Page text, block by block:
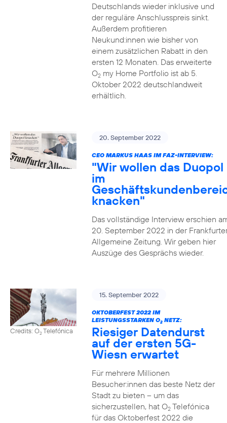
Deutschlands wieder inklusive und
der reguläre Anschlusspreis sinkt.
Außerdem profitieren
Neukund:innen wie bisher von
einem zusätzlichen Rabatt in den
ersten 12 Monaten. Das erweiterte
O2my Home Portfolio ist ab 5.
Oktober 2022 deutschlandweit
erhältlich.
20. September 2022
CEO MARKUS HAAS IM FAZ-INTERVIEW:
"Wir wollen das Duopol
im
knacken"
Das vollständige Interview erschien
20. September 2022 in der
Allgemeine Zeitung. Wir geben hier
Auszüge des Gesprächs wieder.
Credits: O2Telefónica
15. September 2022
OKTOBERFEST 2022 IM
LEISTUNGSSTARKEN O2NETZ:
Riesiger Datendurst
auf der ersten 5G-
Wiesn erwartet
Für mehrere Millionen
Besucher:innen das beste Netz der
Stadt zu bieten – um das
sicherzustellen, hat O2Telefónica
für das Oktoberfest 2022 die